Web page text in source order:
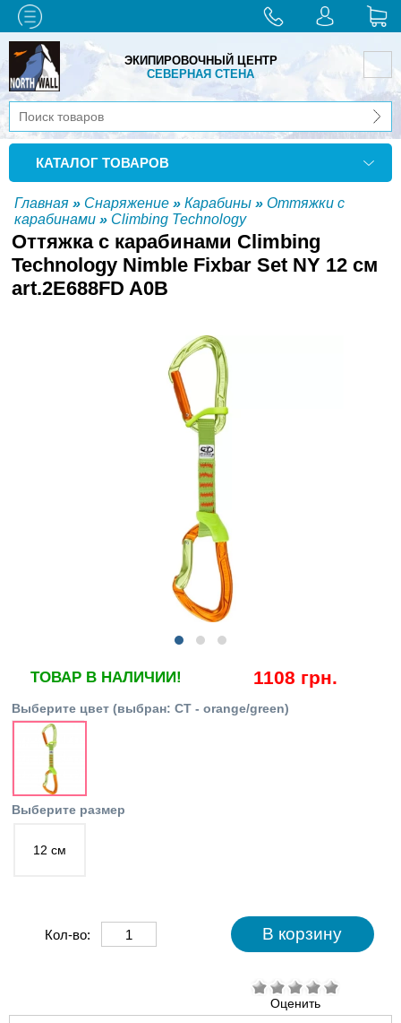
ЭКИПИРОВОЧНЫЙ ЦЕНТР
СЕВЕРНАЯ СТЕНА
КАТАЛОГ ТОВАРОВ
Главная » Снаряжение » Карабины » Оттяжки с
карабинами » Climbing Technology
Оттяжка с карабинами Climbing
Technology Nimble Fixbar Set NY 12 см
art.2E688FD A0B
ТОВАР В НАЛИЧИИ! 1108 грн.
Выберите цвет (выбран: CT - orange/green)
Выберите размер
12 см
Кол-во:
Оценить